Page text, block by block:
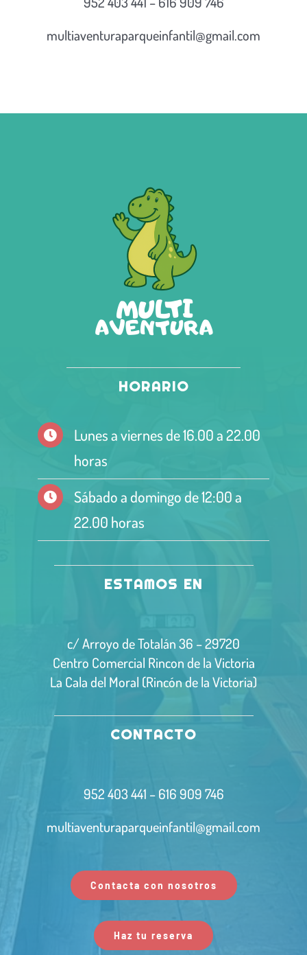
multiaventuraparqueinfantil@gmail.com
HORARIO
Lunes a viernes de 16.00 a 22.00
horas
Sábado a domingo de 12:00 a
22.00 horas
ESTAMOS EN
c/ Arroyo de Totalán 36 – 29720
Centro Comercial Rincon de la Victoria
La Cala del Moral (Rincón de la Victoria)
CONTACTO
952 403 441 – 616 909 746
multiaventuraparqueinfantil@gmail.com
Contacta con nosotros
Haz tu reserva